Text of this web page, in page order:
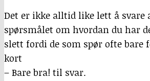
Det er ikke alltid like lett å svare
spørsmålet om hvordan du har
slett fordi de som spør ofte bare
kort
– Bare bra! til svar.